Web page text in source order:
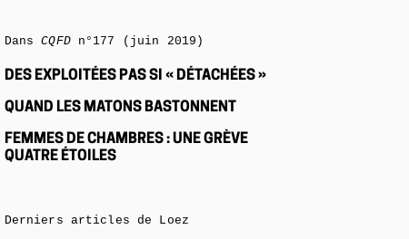
DansCQFDn°177 (juin 2019)
DES EXPLOITÉES PAS SI « DÉTACHÉES »
QUAND LES MATONS BASTONNENT
FEMMES DE CHAMBRES : UNE GRÈVE
QUATRE ÉTOILES
Derniers articles de Loez